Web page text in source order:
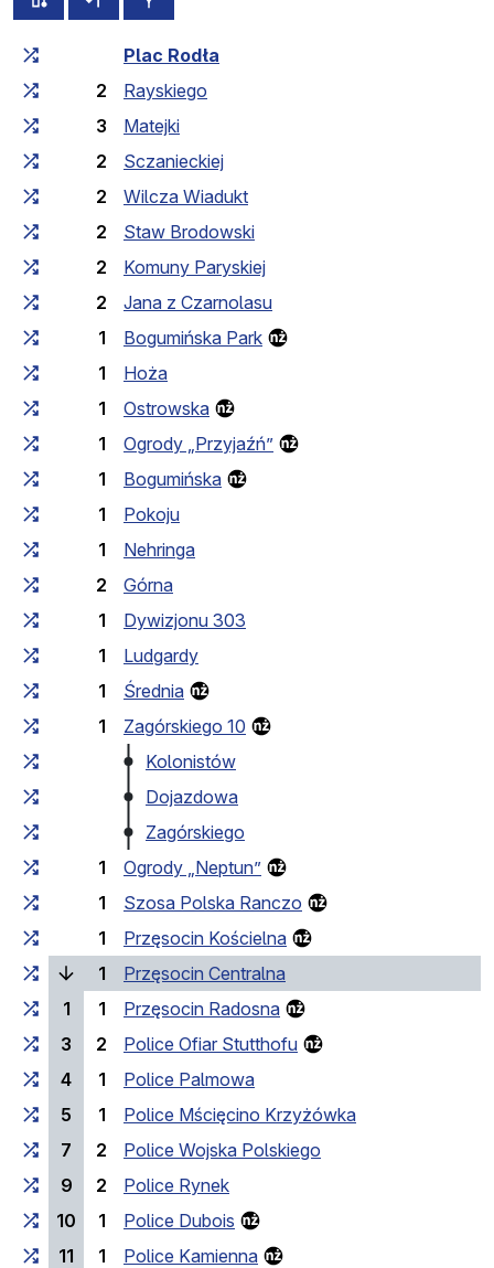
Czas przejazdu narastająco
Plac Rodła
2
Rayskiego
3
Matejki
2
Sczanieckiej
2
Wilcza Wiadukt
2
Staw Brodowski
2
Komuny Paryskiej
2
Jana z Czarnolasu
1
Bogumińska Park
1
Hoża
1
Ostrowska
1
Ogrody „Przyjaźń”
1
Bogumińska
1
Pokoju
1
Nehringa
2
Górna
1
Dywizjonu 303
1
Ludgardy
1
Średnia
1
Zagórskiego 10
Kolonistów
Dojazdowa
Zagórskiego
1
Ogrody „Neptun”
1
Szosa Polska Ranczo
1
Przęsocin Kościelna
1
Przęsocin Centralna
1
1
Przęsocin Radosna
3
2
Police Ofiar Stutthofu
4
1
Police Palmowa
5
1
Police Mścięcino Krzyżówka
7
2
Police Wojska Polskiego
9
2
Police Rynek
10
1
Police Dubois
11
1
Police Kamienna